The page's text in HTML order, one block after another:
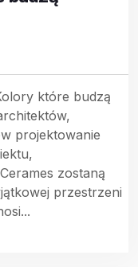
które budzą
projektowanie
zostaną
przestrzeni